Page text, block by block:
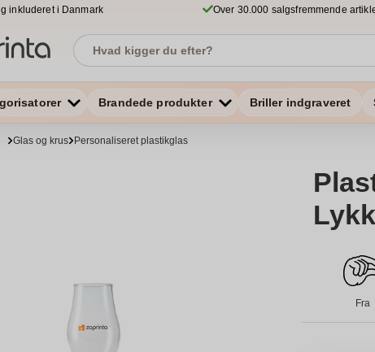
inkluderet i Danmark Over 30.000 salgsfremmende
Brandede produkter Briller indgraveret
Glas og krus Personaliseret plastikglas
Fra